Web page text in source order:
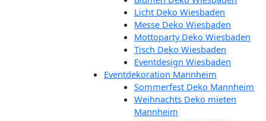
Licht Deko Wiesbaden
Messe Deko Wiesbaden
Mottoparty Deko Wiesbaden
Tisch Deko Wiesbaden
Eventdesign Wiesbaden
Eventdekoration Mannheim
Sommerfest Deko Mannheim
Weihnachts Deko mieten
Mannheim